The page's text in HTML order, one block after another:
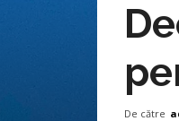
De către